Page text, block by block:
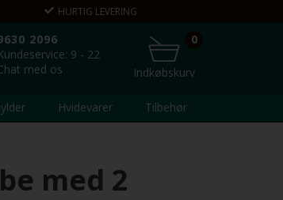
HURTIG LEVERING
2096
9 - 22
med os
Indkøbskurv
0
Hvidevarer Tilbehør
med 2